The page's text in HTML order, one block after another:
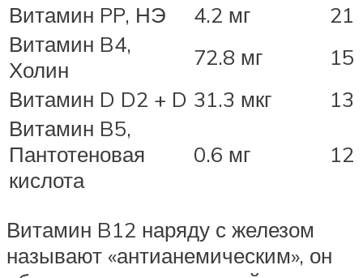
Витамин PP, НЭ
4.2 мг
21
Витамин B4,
Холин
72.8 мг
15
Витамин D D2 + D 31.3 мкг
13
Витамин B5,
Пантотеновая
кислота
0.6 мг 12
Витамин B12 наряду с железом
называют «антианемическим», он